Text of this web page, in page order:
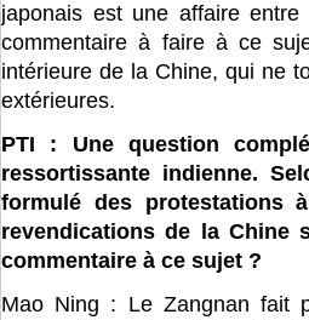
japonais est une affaire
commentaire à faire à ce
intérieure de la Chine, qui ne
extérieures.
PTI : Une question
ressortissante indienne.
formulé des protestations
revendications de la Chine
commentaire à ce sujet ?
Mao Ning : Le Zangnan fait